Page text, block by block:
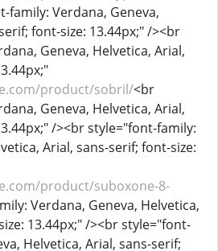
family: Verdana, Geneva,
font-size: 13.44px;" /><br
Geneva, Helvetica, Arial,
product/sobril/<br
Geneva, Helvetica, Arial,
/><br style="font-family:
Arial, sans-serif; font-size:
product/suboxone-8-
Verdana, Geneva, Helvetica,
13.44px;" /><br style="font-
Helvetica, Arial, sans-serif;